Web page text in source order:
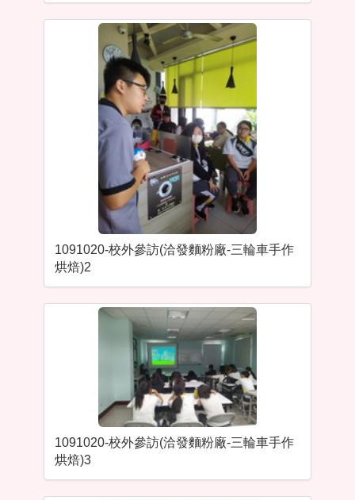
1091020-校外參訪(洽發麵粉廠-三輪車手作
烘焙)2
1091020-校外參訪(洽發麵粉廠-三輪車手作
烘焙)3